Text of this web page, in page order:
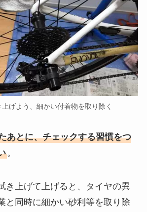
げよう、細かい付着物を取り除く
あとに、チェックする習慣をつ
。
き上げて上げると、タイヤの異
と同時に細かい砂利等を取り除